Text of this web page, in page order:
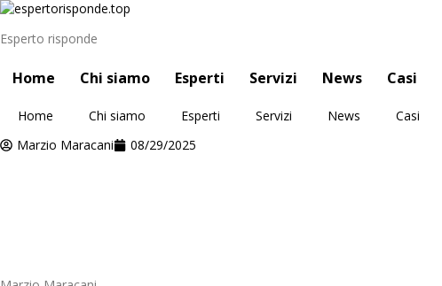
Esperto risponde
Home Chi siamo Esperti Servizi News Casi
Home Chi siamo Esperti Servizi News Casi
Marzio Maracani
08/29/2025